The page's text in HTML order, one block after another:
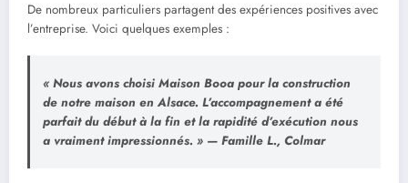
De nombreux particuliers partagent des expériences positives avec
l’entreprise. Voici quelques exemples :
« Nous avons choisi Maison Booa pour la construction
de notre maison en Alsace. L’accompagnement a été
parfait du début à la fin et la rapidité d’exécution nous
a vraiment impressionnés. »— Famille L., Colmar